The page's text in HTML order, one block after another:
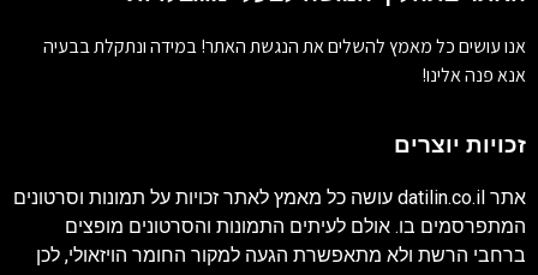
אנו עושים כל מאמץ להשלים את הנגשת האתר! במידה ונתקלת בבעיה
אנא פנה אלינו!
זכויות יוצרים
אתר datilin.co.il עושה כל מאמץ לאתר זכויות על תמונות וסרטונים
המתפרסמים בו. אולם לעיתים התמונות והסרטונים מופצים
ברחבי הרשת ולא מתאפשרת הגעה למקור החומר הויזאולי, לכן